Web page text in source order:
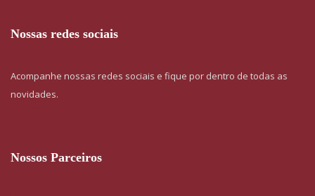
Nossas redes sociais
Acompanhe nossas redes sociais e fique por dentro de todas as
novidades.
Nossos Parceiros